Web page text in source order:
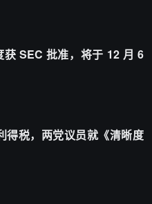
SEC 批准，将于 12 月 6
得税，两党议员就《清晰度